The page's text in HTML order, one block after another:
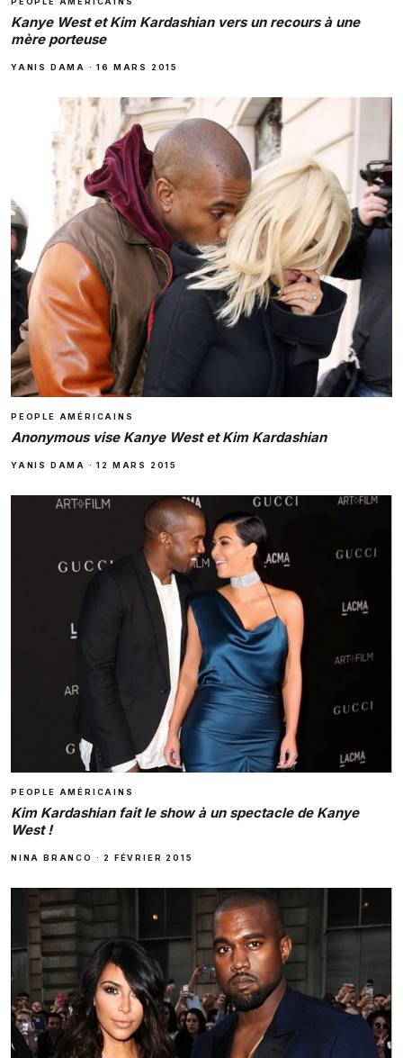
Kanye West et Kim Kardashian vers un recours à une
mère porteuse
YANIS DAMA ·16 MARS 2015
PEOPLE AMÉRICAINS
Anonymous vise Kanye West et Kim Kardashian
YANIS DAMA ·12 MARS 2015
PEOPLE AMÉRICAINS
Kim Kardashian fait le show à un spectacle de Kanye
West !
NINA BRANCO · 2 FÉVRIER 2015